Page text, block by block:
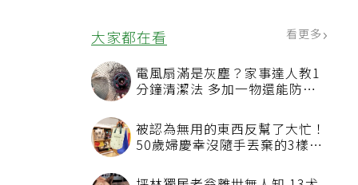
大家都在看 看更多
電風扇滿是灰塵？家事達人教1
分鐘清潔法 多加一物還能防髒
被認為無用的東西反幫了大忙！
50歲婦慶幸沒隨手丟棄的3樣物